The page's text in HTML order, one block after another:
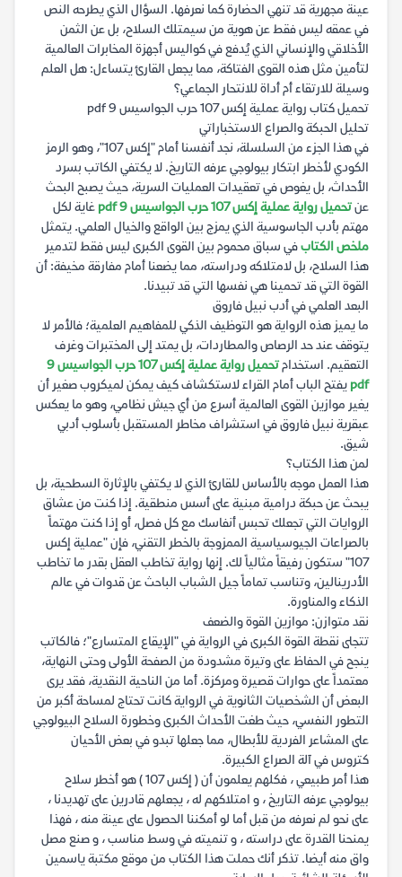
عينة مجهرية قد تنهي الحضارة كما نعرفها. السؤال الذي يطرحه النص
في عمقه ليس فقط عن هوية من سيمتلك السلاح، بل عن الثمن
الأخلاقي والإنساني الذي يُدفع في كواليس أجهزة المخابرات العالمية
لتأمين مثل هذه القوى الفتاكة، مما يجعل القارئ يتساءل: هل العلم
وسيلة للارتقاء أم أداة للانتحار الجماعي؟
تحميل كتاب رواية عملية إكس 107 حرب الجواسيس 9 pdf
تحليل الحبكة والصراع الاستخباراتي
في هذا الجزء من السلسلة، نجد أنفسنا أمام "إكس 107"، وهو الرمز
الكودي لأخطر ابتكار بيولوجي عرفه التاريخ. لا يكتفي الكاتب بسرد
الأحداث، بل يغوص في تعقيدات العمليات السرية، حيث يصبح البحث
عنتحميل رواية عملية إكس 107 حرب الجواسيس 9 pdf
غاية لكل
مهتم بأدب الجاسوسية الذي يمزج بين الواقع والخيال العلمي. يتمثل
ملخص الكتابفي سباق محموم بين القوى الكبرى ليس فقط لتدمير
هذا السلاح، بل لامتلاكه ودراسته، مما يضعنا أمام مفارقة مخيفة: أن
القوة التي قد تحمينا هي نفسها التي قد تبيدنا.
البعد العلمي في أدب نبيل فاروق
ما يميز هذه الرواية هو التوظيف الذكي للمفاهيم العلمية؛ فالأمر لا
يتوقف عند حد الرصاص والمطاردات، بل يمتد إلى المختبرات وغرف
التعقيم. استخدام
تحميل رواية عملية إكس 107 حرب الجواسيس 9
pdf يفتح الباب أمام القراء لاستكشاف كيف يمكن لميكروب صغير أن
يغير موازين القوى العالمية أسرع من أي جيش نظامي، وهو ما يعكس
عبقرية نبيل فاروق في استشراف مخاطر المستقبل بأسلوب أدبي
شيق.
لمن هذا الكتاب؟
هذا العمل موجه بالأساس للقارئ الذي لا يكتفي بالإثارة السطحية، بل
يبحث عن حبكة درامية مبنية على أسس منطقية. إذا كنت من عشاق
الروايات التي تجعلك تحبس أنفاسك مع كل فصل، أو إذا كنت مهتماً
بالصراعات الجيوسياسية الممزوجة بالخطر التقني، فإن "عملية إكس
107" ستكون رفيقاً مثالياً لك. إنها رواية تخاطب العقل بقدر ما تخاطب
الأدرينالين، وتناسب تماماً جيل الشباب الباحث عن قدوات في عالم
الذكاء والمناورة.
نقد متوازن: موازين القوة والضعف
تتجلى نقطة القوة الكبرى في الرواية في "الإيقاع المتسارع"؛ فالكاتب
ينجح في الحفاظ على وتيرة مشدودة من الصفحة الأولى وحتى النهاية،
معتمداً على حوارات قصيرة ومركزة. أما من الناحية النقدية، فقد يرى
البعض أن الشخصيات الثانوية في الرواية كانت تحتاج لمساحة أكبر من
التطور النفسي، حيث طغت الأحداث الكبرى وخطورة السلاح البيولوجي
على المشاعر الفردية للأبطال، مما جعلها تبدو في بعض الأحيان
كتروس في آلة الصراع الكبيرة.
هذا أمر طبيعي ، فكلهم يعلمون أن ( إكس 107 ) هو أخطر سلاح
بيولوجي عرفه التاريخ ، و امتلاكهم له ، يجعلهم قادرين على تهديدنا ،
على نحو لم نعرفه من قبل أما لو أمكننا الحصول على عينة منه ، فهذا
يمنحنا القدرة على دراسته ، و تنميته في وسط مناسب ، و صنع مصل
واق منه أيضا. تذكر أنك حملت هذا الكتاب من موقع مكتبة ياسمين